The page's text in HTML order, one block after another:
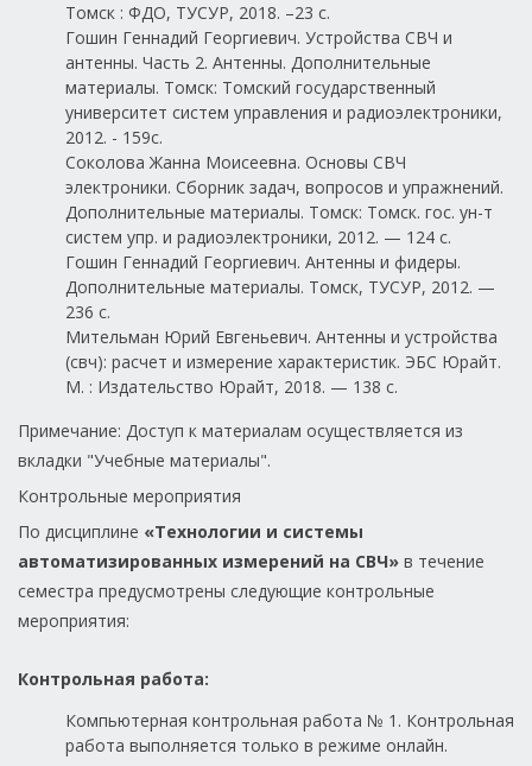
Томск : ФДО, ТУСУР, 2018. –23 с.
Гошин Геннадий Георгиевич. Устройства СВЧ и
антенны. Часть 2. Антенны. Дополнительные
материалы. Томск: Томский государственный
университет систем управления и радиоэлектроники,
2012. - 159с.
Соколова Жанна Моисеевна. Основы СВЧ
электроники. Сборник задач, вопросов и упражнений.
Дополнительные материалы. Томск: Томск. гос. ун-т
систем упр. и радиоэлектроники, 2012. — 124 с.
Гошин Геннадий Георгиевич. Антенны и фидеры.
Дополнительные материалы. Томск, ТУСУР, 2012. —
236 с.
Мительман Юрий Евгеньевич. Антенны и устройства
(свч): расчет и измерение характеристик. ЭБС Юрайт.
М. : Издательство Юрайт, 2018. — 138 с.
Примечание: Доступ к материалам осуществляется из
вкладки "Учебные материалы".
Контрольные мероприятия
По дисциплине «Технологии и системы
автоматизированных измерений на СВЧ» в течение
семестра предусмотрены следующие контрольные
мероприятия:
Контрольная работа:
Компьютерная контрольная работа № 1. Контрольная
работа выполняется только в режиме онлайн.